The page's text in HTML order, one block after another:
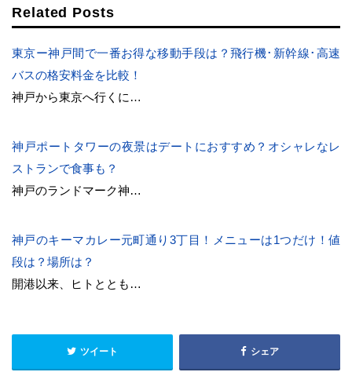
Related Posts
東京ー神戸間で一番お得な移動手段は？飛行機･新幹線･高速
バスの格安料金を比較！
神戸から東京へ行くに…
神戸ポートタワーの夜景はデートにおすすめ？オシャレなレ
ストランで食事も？
神戸のランドマーク神…
神戸のキーマカレー元町通り3丁目！メニューは1つだけ！値
段は？場所は？
開港以来、ヒトととも…
ツイート シェア